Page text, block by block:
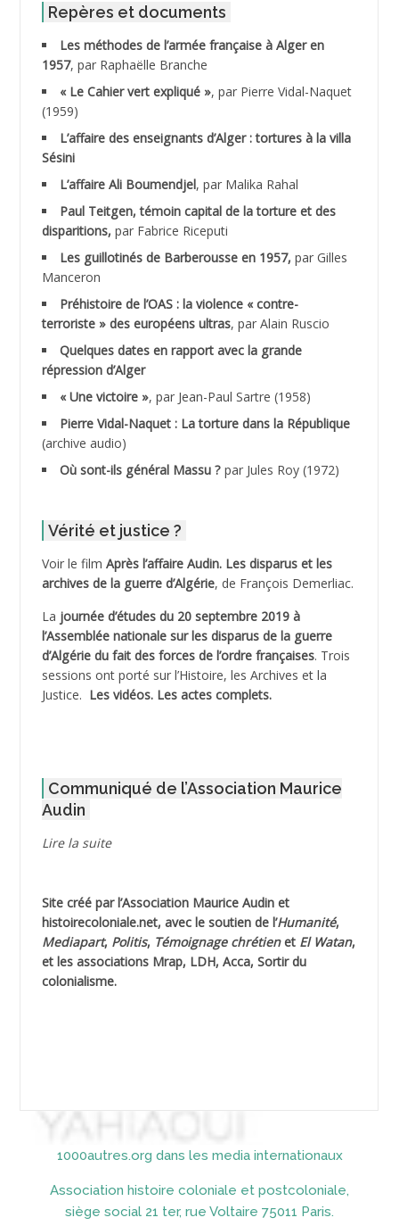
ABID Mohamed
ABNOUN Salah
ACHACHE M.*
ACHLAF Ali
ADALMI
ADANE Ramdane *
ADDAD
ADDALA Boualem*
ADDANE
ADDECHE Rachid
ADELIOUAT Vve AIT SAADA
ADJANI Khaled
ADJAOUT
ADNI Mohamed Akli
ADOUL Arab *
AGOULMINE
AHLOUCHE Mabrouk *
AIBLIED Ahmed
AICHEKADRA Sid Ahmed
AICI (ou AISSI) Laïd
AIDI
Repères et documents
Les méthodes de l’armée française à Alger en
1957, par Raphaëlle Branche
« Le Cahier vert expliqué », par Pierre Vidal-Naquet
(1959)
L’affaire des enseignants d’Alger : tortures à la villa
Sésini
L’affaire Ali Boumendjel, par Malika Rahal
Paul Teitgen, témoin capital de la torture et des
disparitions, par Fabrice Riceputi
Les guillotinés de Barberousse en 1957, par Gilles
Manceron
Préhistoire de l’OAS : la violence « contre-
terroriste » des européens ultras, par Alain Ruscio
Quelques dates en rapport avec la grande
répression d’Alger
« Une victoire », par Jean-Paul Sartre (1958)
Pierre Vidal-Naquet : La torture dans la République
(archive audio)
Où sont-ils général Massu ? par Jules Roy (1972)
Vérité et justice ?
Voir le film Après l’affaire Audin. Les disparus et les
archives de la guerre d’Algérie, de François Demerliac.
La journée d’études du 20 septembre 2019 à
l’Assemblée nationale sur les disparus de la guerre
d’Algérie du fait des forces de l’ordre françaises. Trois
sessions ont porté sur l’Histoire, les Archives et la
Justice. Les vidéos. Les actes complets.
Communiqué de l’Association Maurice
Audin
Lire la suite
Site créé par l’Association Maurice Audinet
histoirecoloniale.net, avec le soutien de l’Humanité,
Mediapart, Politis, Témoignage chrétienet El Watan,
et les associations Mrap, LDH, Acca, Sortir du
colonialisme.
1000autres.org dans les media internationaux
Association histoire coloniale et postcoloniale,
siège social 21 ter, rue Voltaire 75011 Paris.